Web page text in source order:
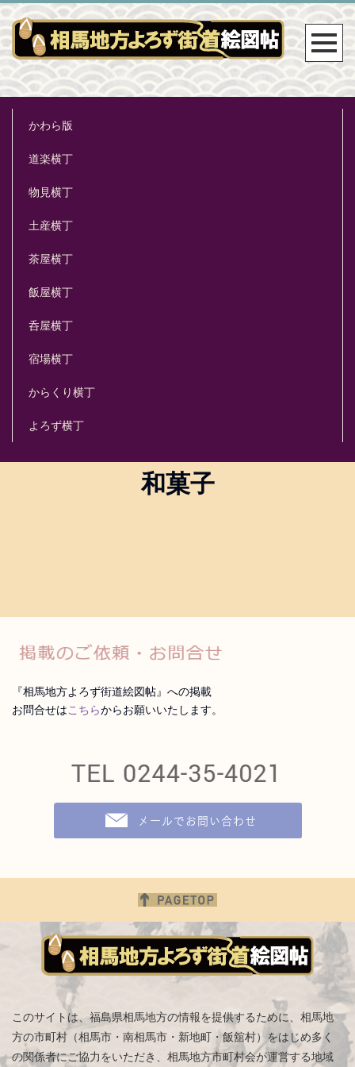
かわら版
道楽横丁
物見横丁
土産横丁
茶屋横丁
飯屋横丁
呑屋横丁
宿場横丁
からくり横丁
よろず横丁
和菓子
『相馬地方よろず街道絵図帖』への掲載
お問合せはこちらからお願いいたします。
このサイトは、福島県相馬地方の情報を提供するために、相馬地
方の市町村（相馬市・南相馬市・新地町・飯舘村）をはじめ多く
の関係者にご協力をいただき、相馬地方市町村会が運営する地域